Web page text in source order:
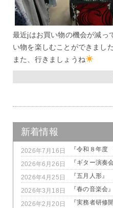
最近jはお買い物の機会が減っ
い物を楽しむことができました
また、行きましょうね
新着情報
2026年7月16日 『令和８年度
2026年6月26日 『ギター演奏会
2026年4月25日 『五月人形』
2026年3月18日 『春の音楽会』
2026年2月20日 『実務者研修